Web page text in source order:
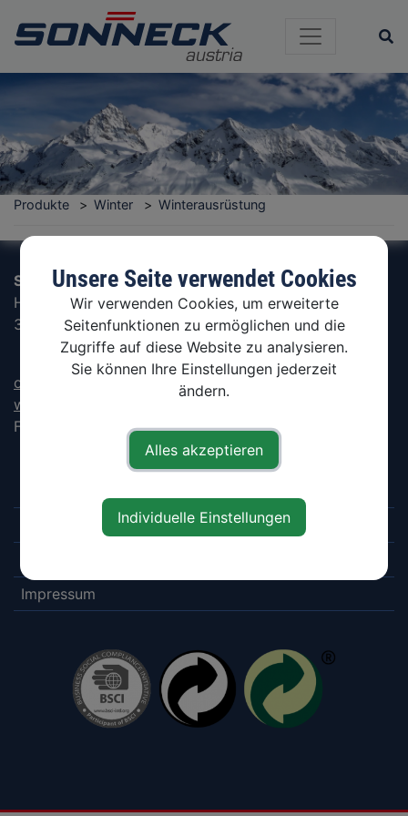
Produkte Winter Winterausrüstung
Sonneck Ges.m.b.H.
Hammerschmiedstraße 4
3341 Ybbsitz, Austria
office@sonneck.com
www.sonneck.com
Fax: +43 7443 86 329 88
Impressum
Unsere Seite verwendet Cookies
Wir verwenden Cookies, um erweiterte
Seitenfunktionen zu ermöglichen und die
Zugriffe auf diese Website zu analysieren.
Sie können Ihre Einstellungen jederzeit
ändern.
Alles akzeptieren
Individuelle Einstellungen